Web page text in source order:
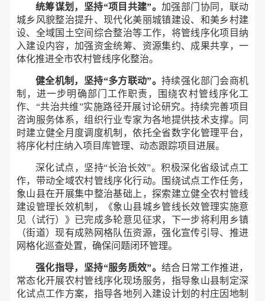
统筹谋划，坚持“项目共建”。加强部门协同，联动
城乡风貌整治提升、现代化美丽城镇建设、和美乡村建
设、全域国土空间综合整治等工作，将管线序化项目纳
入建设内容，加强资金统筹、资源集约、成果共享，一
体化推进全市农村管线序化整治。
健全机制，坚持“多方联动”。持续强化部门会商机
制，进一步明确部门工作职责，围绕农村管线序化工
作、“共治共维”实施路径开展讨论研究。持续完善项目
咨询服务体系，组织行业专家为各地提供技术支撑。同
时建立健全月度调度机制，依托全省数字化管理平台，
将序化村庄纳入项目库管理、动态跟踪项目进展。
深化试点，坚持“长治长效”。积极深化省级试点工
作，带动全域农村管线序化行动。围绕试点工作任务，
象山县在开展集中整治基础上，探索建立健全农村管线
建设管理长效机制，《象山县城乡管线长效管理实施意
见（试行）》已完成多轮意见征求，下一步将利用乡镇
（街道）现有成熟网格队伍资源，强化宣传引导、推进
网格化巡查处置，确保问题闭环管理。
强化指导，坚持“服务质效”。结合日常工作推进，
常态化开展农村管线序化现场服务，指导象山县制定深
化试点工作方案，指导各地列入建设计划的村庄因地制